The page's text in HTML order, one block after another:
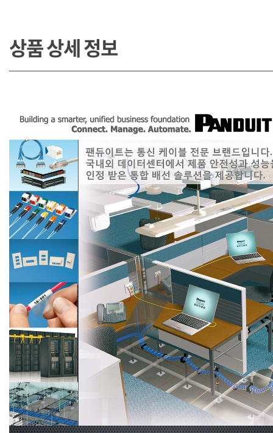
상품 상세 정보